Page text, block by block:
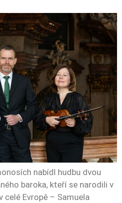
nabídl hudbu dvou
baroka, kteří se narodili v
celé Evropě – Samuela